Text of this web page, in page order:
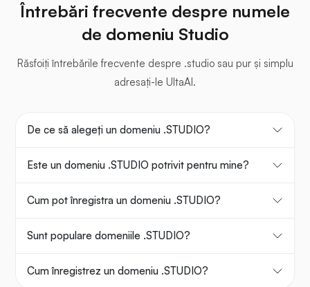
Întrebări frecvente despre numele
de domeniu Studio
Răsfoiți întrebările frecvente despre .studio sau pur și simplu
adresați-le UltaAI.
De ce să alegeți un domeniu .STUDIO?
Este un domeniu .STUDIO potrivit pentru mine?
Cum pot înregistra un domeniu .STUDIO?
Sunt populare domeniile .STUDIO?
Cum înregistrez un domeniu .STUDIO?